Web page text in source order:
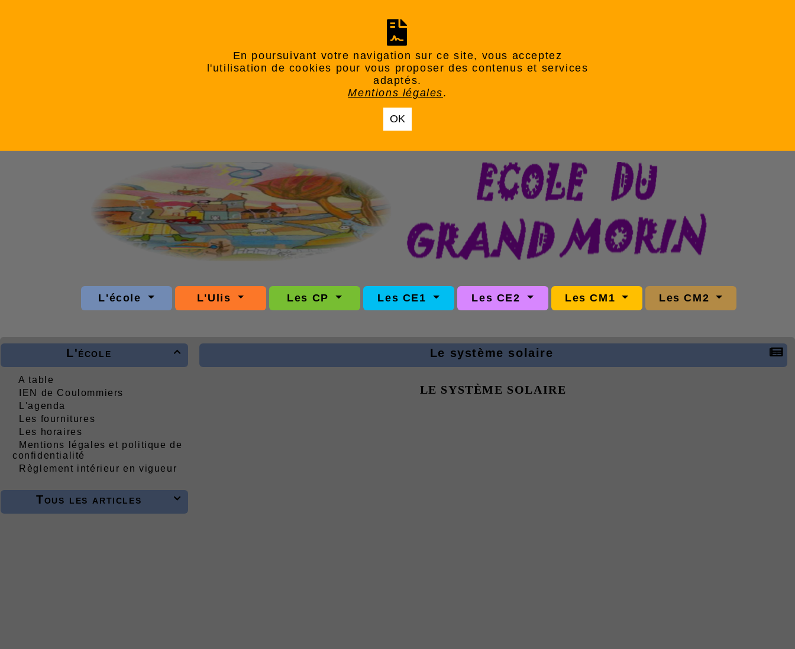
En poursuivant votre navigation sur ce site, vous acceptez
l'utilisation de cookies pour vous proposer des contenus et services
adaptés.
Mentions légales.
OK
L'école L'Ulis Les CP Les CE1 Les CE2 Les CM1 Les CM2

L'école
A table
IEN de Coulommiers
L'agenda
Les fournitures
Les horaires
Mentions légales et politique de
confidentialité
Règlement intérieur en vigueur

Tous les articles
Le système solaire
LE SYSTÈME SOLAIRE